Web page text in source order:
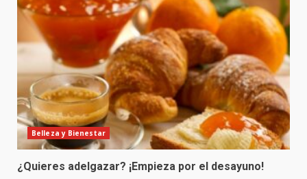
Belleza y Bienestar
¿Quieres adelgazar? ¡Empieza por el desayuno!